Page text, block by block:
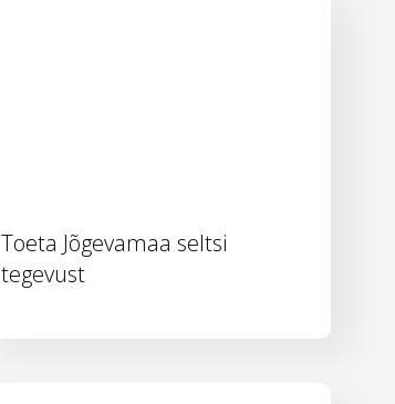
Toeta Jõgevamaa seltsi
tegevust